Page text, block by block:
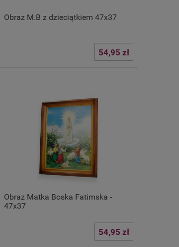
Obraz M.B z dzieciątkiem 47x37
54,95 zł
Obraz Matka Boska Fatimska -
47x37
54,95 zł